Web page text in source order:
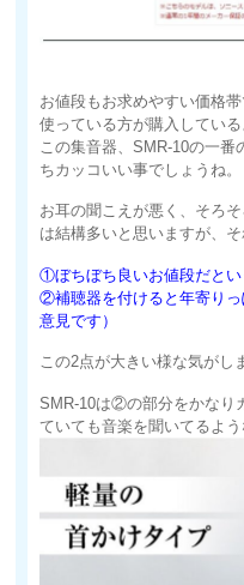
お値段もお求めやすい価格
使っている方が購入している
この集音器、SMR-10の一
ちカッコいい事でしょうね。
お耳の聞こえが悪く、そろ
は結構多いと思いますが、
①ぼちぼち良いお値段だとい
②補聴器を付けると年寄り
意見です）
この2点が大きい様な気がし
SMR-10は②の部分をかなり
ていても音楽を聞いてるよ